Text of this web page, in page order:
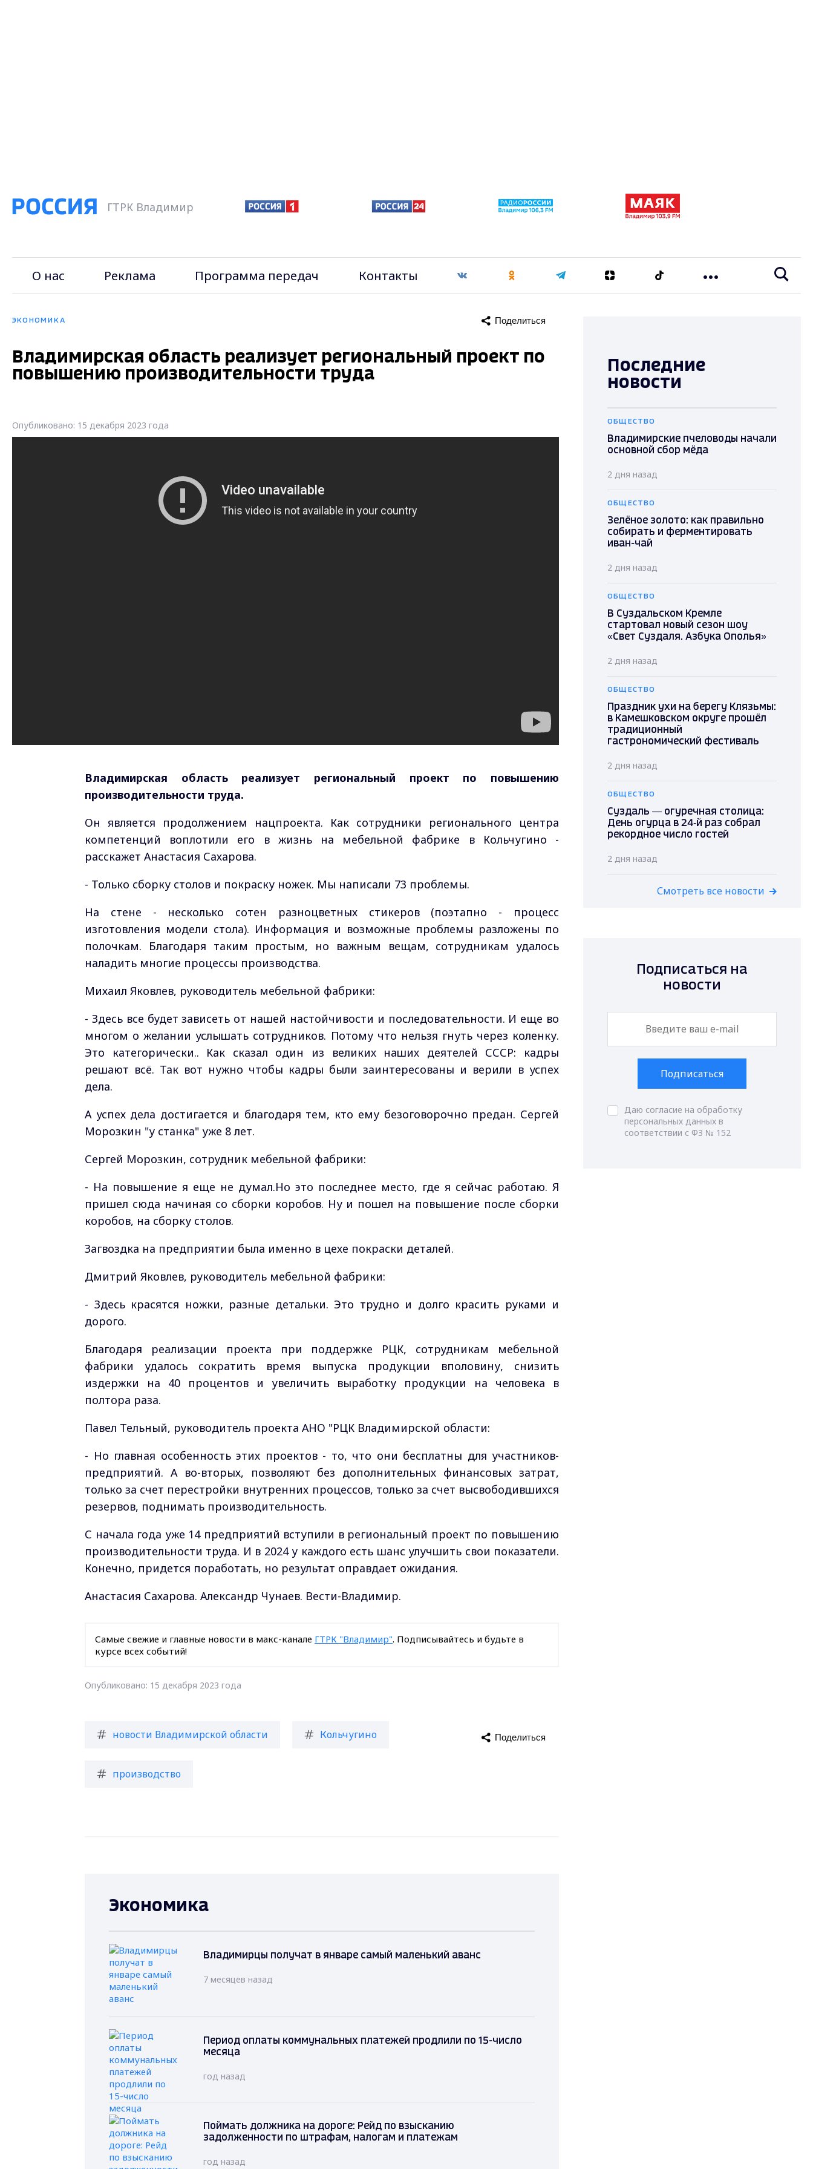
ГТРК Владимир
О нас Реклама Программа передач Контакты
ЭКОНОМИКА Поделиться
Владимирская область реализует региональный проект по
повышению производительности труда
Опубликовано: 15 декабря 2023 года
Владимирская область реализует региональный проект по повышению
производительности труда.
Он является продолжением нацпроекта. Как сотрудники регионального центра
компетенций воплотили его в жизнь на мебельной фабрике в Кольчугино -
расскажет Анастасия Сахарова.
- Только сборку столов и покраску ножек. Мы написали 73 проблемы.
На стене - несколько сотен разноцветных стикеров (поэтапно - процесс
изготовления модели стола). Информация и возможные проблемы разложены по
полочкам. Благодаря таким простым, но важным вещам, сотрудникам удалось
наладить многие процессы производства.
Михаил Яковлев, руководитель мебельной фабрики:
- Здесь все будет зависеть от нашей настойчивости и последовательности. И еще во
многом о желании услышать сотрудников. Потому что нельзя гнуть через коленку.
Это категорически.. Как сказал один из великих наших деятелей СССР: кадры
решают всё. Так вот нужно чтобы кадры были заинтересованы и верили в успех
дела.
А успех дела достигается и благодаря тем, кто ему безоговорочно предан. Сергей
Морозкин "у станка" уже 8 лет.
Сергей Морозкин, сотрудник мебельной фабрики:
- На повышение я еще не думал.Но это последнее место, где я сейчас работаю. Я
пришел сюда начиная со сборки коробов. Ну и пошел на повышение после сборки
коробов, на сборку столов.
Загвоздка на предприятии была именно в цехе покраски деталей.
Дмитрий Яковлев, руководитель мебельной фабрики:
- Здесь красятся ножки, разные детальки. Это трудно и долго красить руками и
дорого.
Благодаря реализации проекта при поддержке РЦК, сотрудникам мебельной
фабрики удалось сократить время выпуска продукции вполовину, снизить
издержки на 40 процентов и увеличить выработку продукции на человека в
полтора раза.
Павел Тельный, руководитель проекта АНО "РЦК Владимирской области:
- Но главная особенность этих проектов - то, что они бесплатны для участников-
предприятий. А во-вторых, позволяют без дополнительных финансовых затрат,
только за счет перестройки внутренних процессов, только за счет высвободившихся
резервов, поднимать производительность.
С начала года уже 14 предприятий вступили в региональный проект по повышению
производительности труда. И в 2024 у каждого есть шанс улучшить свои показатели.
Конечно, придется поработать, но результат оправдает ожидания.
Анастасия Сахарова. Александр Чунаев. Вести-Владимир.
Самые свежие и главные новости в макс-канале ГТРК "Владимир". Подписывайтесь и будьте в
курсе всех событий!
Опубликовано: 15 декабря 2023 года
новости Владимирской области Кольчугино
производство
Поделиться
Экономика
Владимирцы получат в январе самый маленький аванс
7 месяцев назад
Период оплаты коммунальных платежей продлили по 15-число
месяца
год назад
Поймать должника на дороге: Рейд по взысканию
задолженности по штрафам, налогам и платежам
год назад
Последние
новости
ОБЩЕСТВО
Владимирские пчеловоды начали
основной сбор мёда
2 дня назад
ОБЩЕСТВО
Зелёное золото: как правильно
собирать и ферментировать
иван-чай
2 дня назад
ОБЩЕСТВО
В Суздальском Кремле
стартовал новый сезон шоу
«Свет Суздаля. Азбука Ополья»
2 дня назад
ОБЩЕСТВО
Праздник ухи на берегу Клязьмы:
в Камешковском округе прошёл
традиционный
гастрономический фестиваль
2 дня назад
ОБЩЕСТВО
Суздаль — огуречная столица:
День огурца в 24‑й раз собрал
рекордное число гостей
2 дня назад
Смотреть все новости
Подписаться на
новости
Подписаться
Даю согласие на обработку
персональных данных в
соответствии с ФЗ № 152